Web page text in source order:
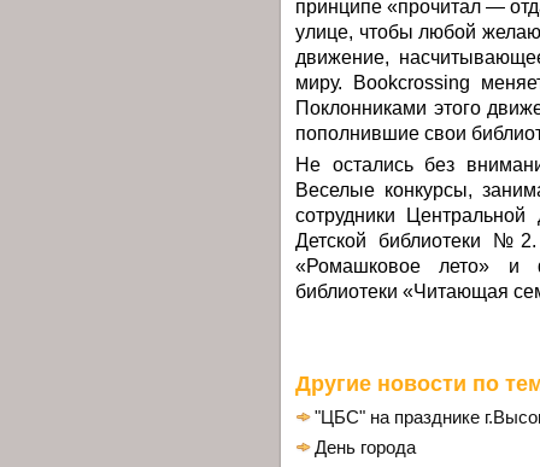
принципе «прочитал —
улице, чтобы любой
движение,
миру. Bookcrossing
Поклонниками этого
пополнившие свои
Не остались без
Веселые конкурсы,
сотрудники
Детской библиотеки
«Ромашковое лето» и
библиотеки «Читающая
Другие новости по
"ЦБС" на празднике
День города